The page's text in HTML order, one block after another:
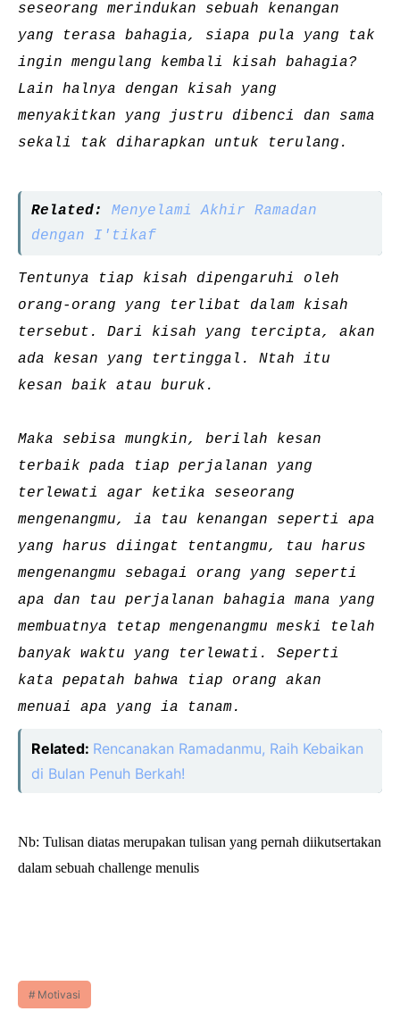
seseorang merindukan sebuah kenangan
yang terasa bahagia, siapa pula yang tak
ingin mengulang kembali kisah bahagia?
Lain halnya dengan kisah yang
menyakitkan yang justru dibenci dan sama
sekali tak diharapkan untuk terulang.
Related: Menyelami Akhir Ramadan
dengan I'tikaf
Tentunya tiap kisah dipengaruhi oleh
orang-orang yang terlibat dalam kisah
tersebut. Dari kisah yang tercipta, akan
ada kesan yang tertinggal. Ntah itu
kesan baik atau buruk.
Maka sebisa mungkin, berilah kesan
terbaik pada tiap perjalanan yang
terlewati agar ketika seseorang
mengenangmu, ia tau kenangan seperti apa
yang harus diingat tentangmu, tau harus
mengenangmu sebagai orang yang seperti
apa dan tau perjalanan bahagia mana yang
membuatnya tetap mengenangmu meski telah
banyak waktu yang terlewati. Seperti
kata pepatah bahwa tiap orang akan
menuai apa yang ia tanam.
Related: Rencanakan Ramadanmu, Raih Kebaikan
di Bulan Penuh Berkah!
Nb: Tulisan diatas merupakan tulisan yang pernah diikutsertakan
dalam sebuah challenge menulis
Motivasi